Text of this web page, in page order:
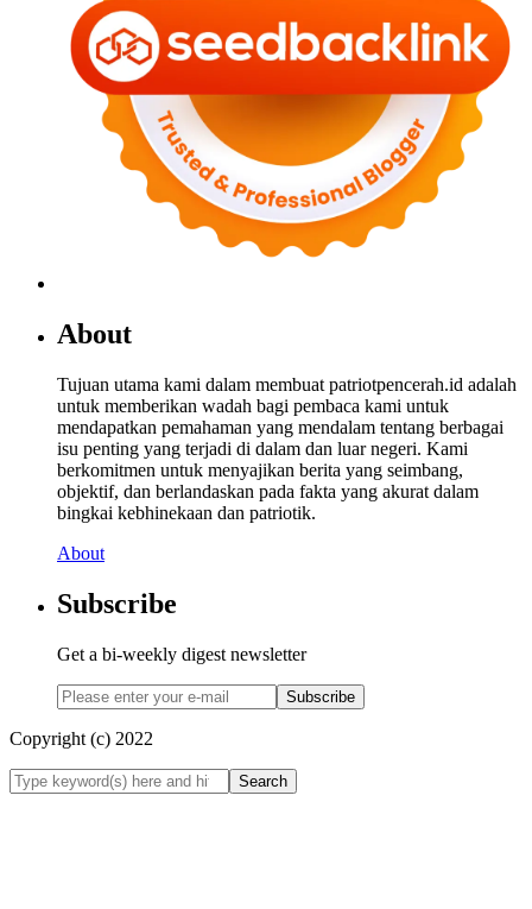
About
Tujuan utama kami dalam membuat patriotpencerah.id adalah
untuk memberikan wadah bagi pembaca kami untuk
mendapatkan pemahaman yang mendalam tentang berbagai
isu penting yang terjadi di dalam dan luar negeri. Kami
berkomitmen untuk menyajikan berita yang seimbang,
objektif, dan berlandaskan pada fakta yang akurat dalam
bingkai kebhinekaan dan patriotik.
About
Subscribe
Get a bi-weekly digest newsletter
Subscribe
Copyright (c) 2022